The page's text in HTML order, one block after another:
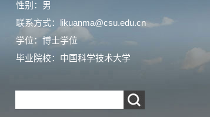
性别：男
联系方式：likuanma@csu.edu.cn
学位：博士学位
毕业院校：中国科学技术大学